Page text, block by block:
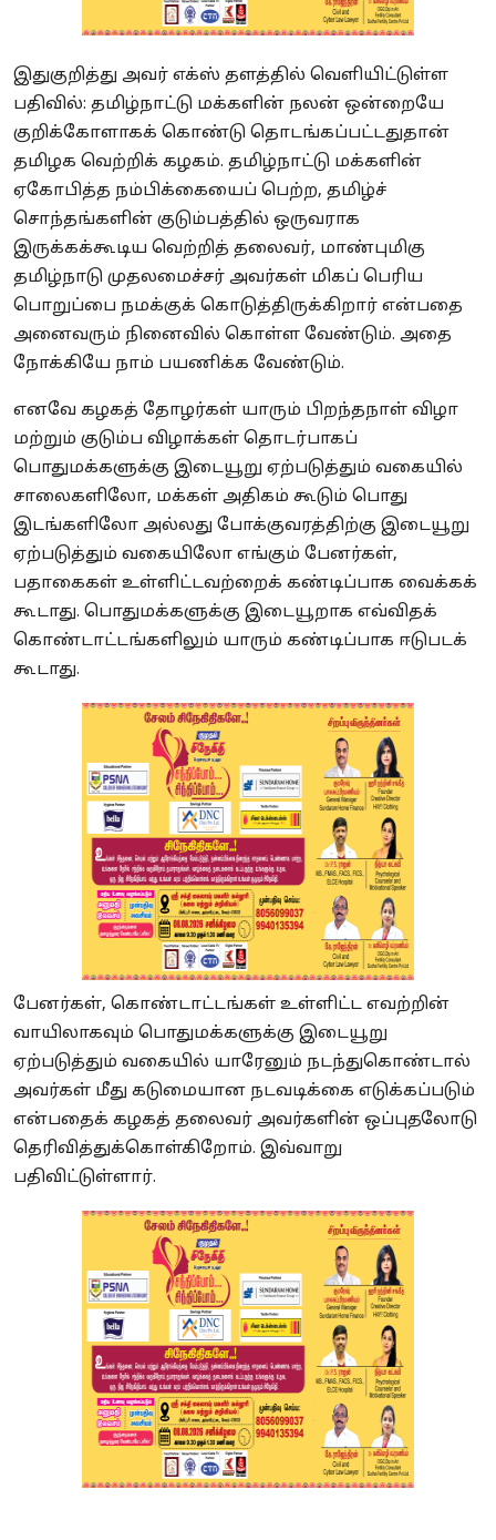
இதுகுறித்து அவர் எக்ஸ் தளத்தில் வெளியிட்டுள்ள
பதிவில்: தமிழ்நாட்டு மக்களின் நலன் ஒன்றையே
குறிக்கோளாகக் கொண்டு தொடங்கப்பட்டதுதான்
தமிழக வெற்றிக் கழகம். தமிழ்நாட்டு மக்களின்
ஏகோபித்த நம்பிக்கையைப் பெற்ற, தமிழ்ச்
சொந்தங்களின் குடும்பத்தில் ஒருவராக
இருக்கக்கூடிய வெற்றித் தலைவர், மாண்புமிகு
தமிழ்நாடு முதலமைச்சர் அவர்கள் மிகப் பெரிய
பொறுப்பை நமக்குக் கொடுத்திருக்கிறார் என்பதை
அனைவரும் நினைவில் கொள்ள வேண்டும். அதை
நோக்கியே நாம் பயணிக்க வேண்டும்.
எனவே கழகத் தோழர்கள் யாரும் பிறந்தநாள் விழா
மற்றும் குடும்ப விழாக்கள் தொடர்பாகப்
பொதுமக்களுக்கு இடையூறு ஏற்படுத்தும் வகையில்
சாலைகளிலோ, மக்கள் அதிகம் கூடும் பொது
இடங்களிலோ அல்லது போக்குவரத்திற்கு இடையூறு
ஏற்படுத்தும் வகையிலோ எங்கும் பேனர்கள்,
பதாகைகள் உள்ளிட்டவற்றைக் கண்டிப்பாக வைக்கக்
கூடாது. பொதுமக்களுக்கு இடையூறாக எவ்விதக்
கொண்டாட்டங்களிலும் யாரும் கண்டிப்பாக ஈடுபடக்
கூடாது.
பேனர்கள், கொண்டாட்டங்கள் உள்ளிட்ட எவற்றின்
வாயிலாகவும் பொதுமக்களுக்கு இடையூறு
ஏற்படுத்தும் வகையில் யாரேனும் நடந்துகொண்டால்
அவர்கள் மீது கடுமையான நடவடிக்கை எடுக்கப்படும்
என்பதைக் கழகத் தலைவர் அவர்களின் ஒப்புதலோடு
தெரிவித்துக்கொள்கிறோம். இவ்வாறு
பதிவிட்டுள்ளார்.